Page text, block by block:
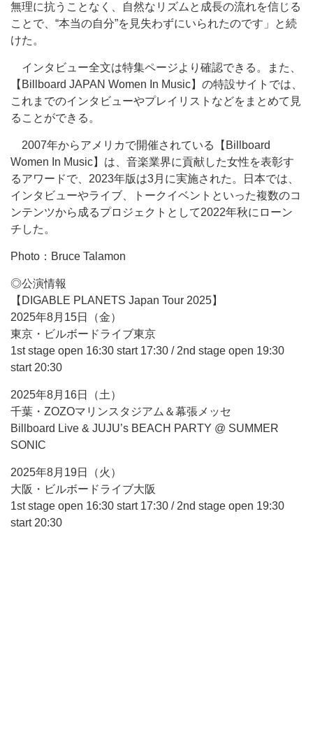
無理に抗うことなく、自然なリズムと成長の流れを信じる
ことで、“本当の自分”を見失わずにいられたのです」と続
けた。
インタビュー全文は特集ページより確認できる。また、
【Billboard JAPAN Women In Music】の特設サイトでは、
これまでのインタビューやプレイリストなどをまとめて見
ることができる。
2007年からアメリカで開催されている【Billboard
Women In Music】は、音楽業界に貢献した女性を表彰す
るアワードで、2023年版は3月に実施された。日本では、
インタビューやライブ、トークイベントといった複数のコ
ンテンツから成るプロジェクトとして2022年秋にローン
チした。
Photo：Bruce Talamon
◎公演情報
【DIGABLE PLANETS Japan Tour 2025】
2025年8月15日（金）
東京・ビルボードライブ東京
1st stage open 16:30 start 17:30 / 2nd stage open 19:30
start 20:30
2025年8月16日（土）
千葉・ZOZOマリンスタジアム＆幕張メッセ
Billboard Live & JUJU’s BEACH PARTY @ SUMMER
SONIC
2025年8月19日（火）
大阪・ビルボードライブ大阪
1st stage open 16:30 start 17:30 / 2nd stage open 19:30
start 20:30